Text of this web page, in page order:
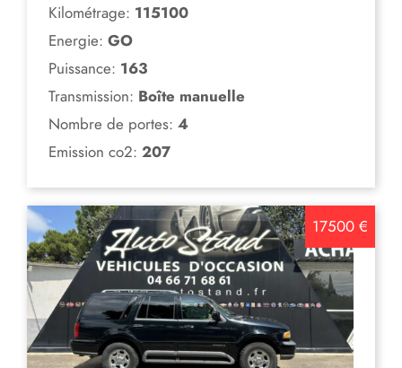
Kilométrage: 115100
Energie: GO
Puissance: 163
Transmission: Boîte manuelle
Nombre de portes: 4
Emission co2: 207
17500 €